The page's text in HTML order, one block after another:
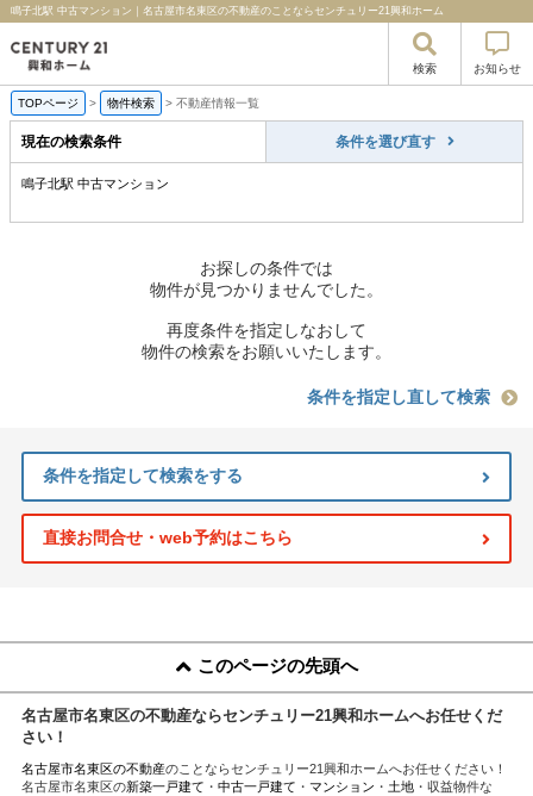
鳴子北駅 中古マンション｜名古屋市名東区の不動産のことならセンチュリー21興和ホーム
検索 お知らせ
TOPページ > 物件検索 > 不動産情報一覧
現在の検索条件 条件を選び直す
鳴子北駅 中古マンション
お探しの条件では
物件が見つかりませんでした。
再度条件を指定しなおして
物件の検索をお願いいたします。
条件を指定し直して検索
条件を指定して検索をする
直接お問合せ・web予約はこちら
このページの先頭へ
名古屋市名東区の不動産ならセンチュリー21興和ホームへお任せくだ
さい！
名古屋市名東区の不動産のことならセンチュリー21興和ホームへお任せください！
名古屋市名東区の新築一戸建て ・ 中古一戸建て ・ マンション ・ 土地・収益物件な